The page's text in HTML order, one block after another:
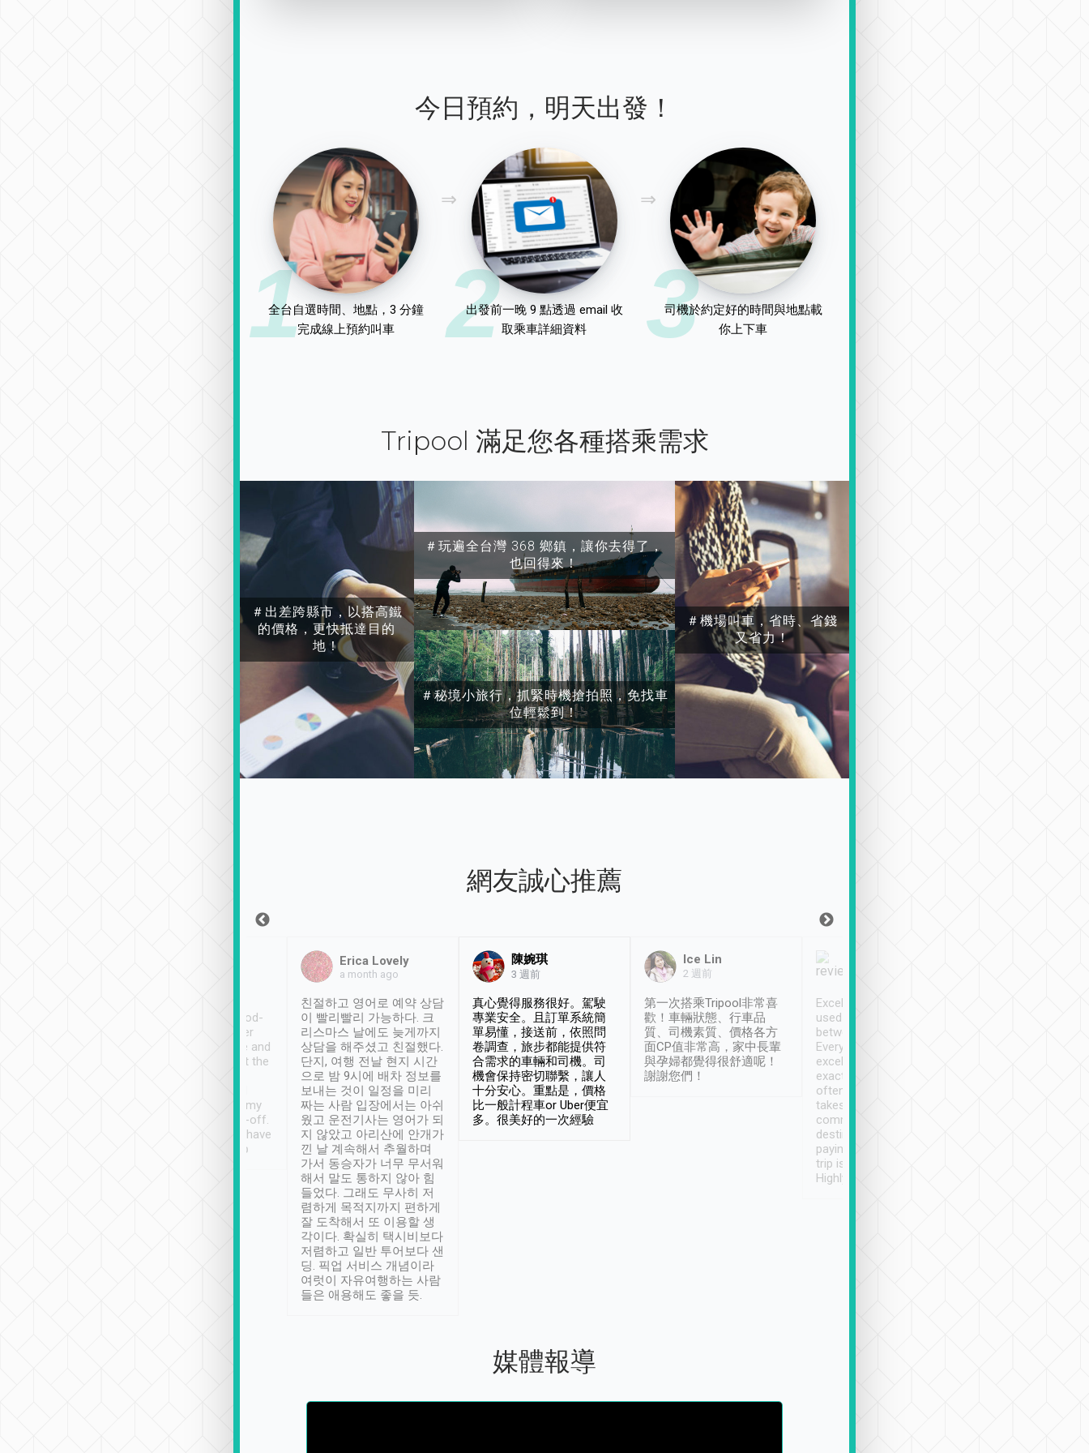
今日預約，明天出發！
1
全台自選時間、地點，3 分鐘
完成線上預約叫車
2
出發前一晚 9 點透過 email 收
取乘車詳細資料
3
司機於約定好的時間與地點載
你上下車
Tripool 滿足您各種搭乘需求
＃出差跨縣市，以搭高鐵
的價格，更快抵達目的
地！
＃玩遍全台灣 368 鄉鎮，讓你去得了，
也回得來！
＃秘境小旅行，抓緊時機搶拍照，免找車
位輕鬆到！
＃機場叫車，省時、省錢
又省力！
網友誠心推薦
service, vehicles in good-
condition and the driver
service was awesome and
thoughtful. Driver went the
have safely arrived at my
destination after drop-off.
Definitely something I have
not seen elsewhere 👍
Erica Lovely
a month ago
친절하고 영어로 예약 상담
이 빨리빨리 가능하다. 크
리스마스 날에도 늦게까지
상담을 해주셨고 친절했다.
단지, 여행 전날 현지 시간
으로 밤 9시에 배차 정보를
보내는 것이 일정을 미리
짜는 사람 입장에서는 아쉬
웠고 운전기사는 영어가 되
지 않았고 아리산에 안개가
낀 날 계속해서 추월하며
가서 동승자가 너무 무서워
해서 말도 통하지 않아 힘
들었다. 그래도 무사히 저
렴하게 목적지까지 편하게
잘 도착해서 또 이용할 생
각이다. 확실히 택시비보다
저렴하고 일반 투어보다 샌
딩. 픽업 서비스 개념이라
여럿이 자유여행하는 사람
들은 애용해도 좋을 듯.
陳婉琪
3 週前
真心覺得服務很好。駕駛
專業安全。且訂單系統簡
單易懂，接送前，依照問
卷調查，旅步都能提供符
合需求的車輛和司機。司
機會保持密切聯繫，讓人
十分安心。重點是，價格
比一般計程車or Uber便宜
多。很美好的一次經驗
Ice Lin
2 週前
第一次搭乘Tripool非常喜
歡！車輛狀態、行車品
質、司機素質、價格各方
面CP值非常高，家中長輩
與孕婦都覺得很舒適呢！
謝謝您們！
Excellent service. We have
used Tripool to travel
between cities in Taiwan.
Every driver has been
excellent and arrives
exactly on time. As there is
often limited English it
takes the difficulty out of
communicating the
destination details and
paying online prior to the
trip is very convenient.
Highly recommended
媒體報導